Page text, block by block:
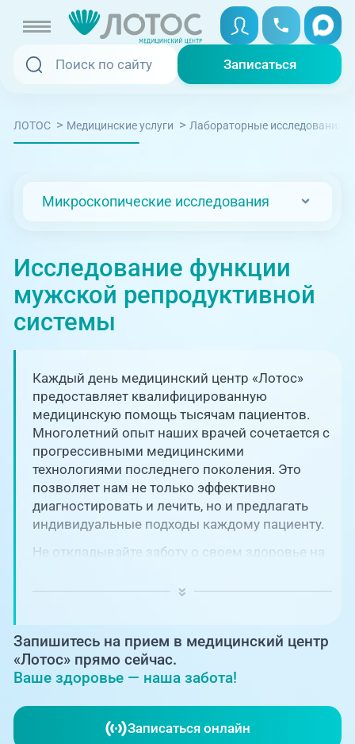
Записаться
Записаться
Услуги и цены
Отзывы
Адреса клиник
О клинике
Блог врачей
Новости
Пациентам
+7 (351) 220-00-03
Записаться онлайн
Вызвать скорую
Медицина на дому
Телемедицина
+7 (351) 220-03-03
Центр амбулаторной
онкологической помощи
+7 (7142) 927-003
Справочный телефон для
жителей Казахстана
ЛОТОС > Медицинские услуги > Лабораторные исследования
Микроскопические исследования
Исследование функции
мужской репродуктивной
системы
Каждый день медицинский центр «Лотос»
предоставляет квалифицированную
медицинскую помощь тысячам пациентов.
Многолетний опыт наших врачей сочетается с
прогрессивными медицинскими
технологиями последнего поколения. Это
позволяет нам не только эффективно
диагностировать и лечить, но и предлагать
индивидуальные подходы каждому пациенту.
Не откладывайте заботу о своем здоровье на
ключевую роль в поддержании вашего
Запишитесь на прием в медицинский центр
«Лотос» прямо сейчас.
Ваше здоровье — наша забота!
Записаться онлайн